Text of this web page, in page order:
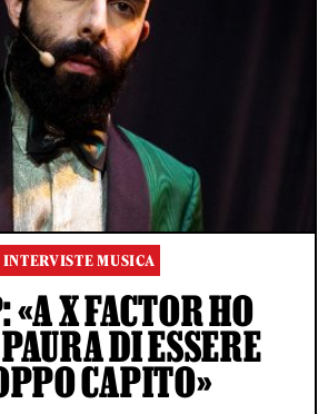
INTERVISTE MUSICA
«A X FACTOR HO
DI ESSERE
CAPITO»